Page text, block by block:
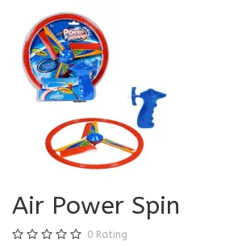
Air Power Spin
0 Rating